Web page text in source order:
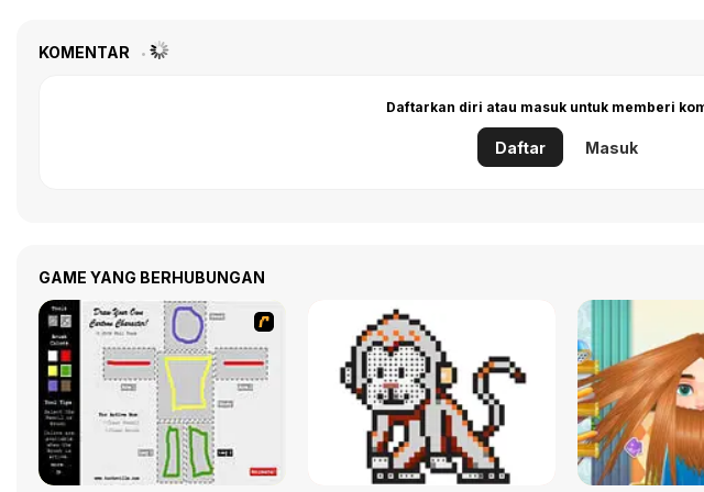
KOMENTAR
Daftarkan diri atau masuk untuk memberi
Daftar Masuk
GAME YANG BERHUBUNGAN